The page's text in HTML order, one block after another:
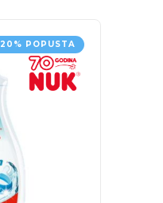
20% POPUSTA